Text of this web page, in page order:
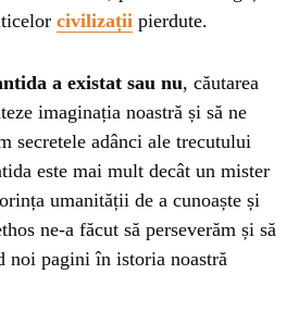
civilizații pierdute.
a existat sau nu, căutarea
imaginația noastră și să ne
secretele adânci ale trecutului
este mai mult decât un mister
umanității de a cunoaște și
ne-a făcut să perseverăm și să
noi pagini în istoria noastră